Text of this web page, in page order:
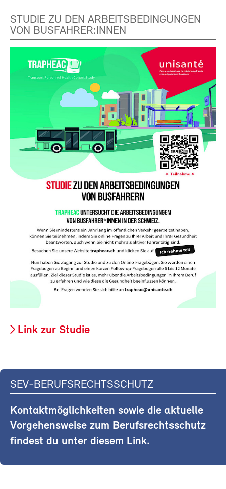
STUDIE ZU DEN ARBEITSBEDINGUNGEN
VON BUSFAHRER:INNEN
Link zur Studie
SEV-BERUFSRECHTSSCHUTZ
Kontaktmöglichkeiten sowie die aktuelle
Vorgehensweise zum Berufsrechtsschutz
findest du unter diesem Link.